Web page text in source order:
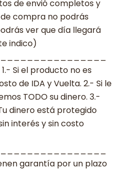
de envió completos y
compra no podrás
ver que día llegará
indico)
Si el producto no es
de IDA y Vuelta. 2.- Si le
TODO su dinero. 3.-
dinero está protegido
interés y sin costo
garantía por un plazo